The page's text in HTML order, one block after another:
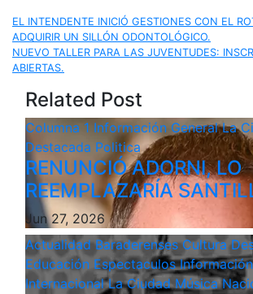
Navegación
de
entradas
EL INTENDENTE INICIÓ GESTIONES CON EL
ADQUIRIR UN SILLÓN ODONTOLÓGICO.
NUEVO TALLER PARA LAS JUVENTUDES:
ABIERTAS.
Related Post
Columna 1 Información GeneralLa
Destacada Politica
RENUNCIÓ ADORNI, LO
REEMPLAZARÍA
Jun 27, 2026
ActualidadBaraderensesCultura
Educación Espectaculos
InternacionalLa CiudadMúsica